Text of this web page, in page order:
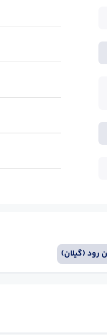
رود (گیلان)